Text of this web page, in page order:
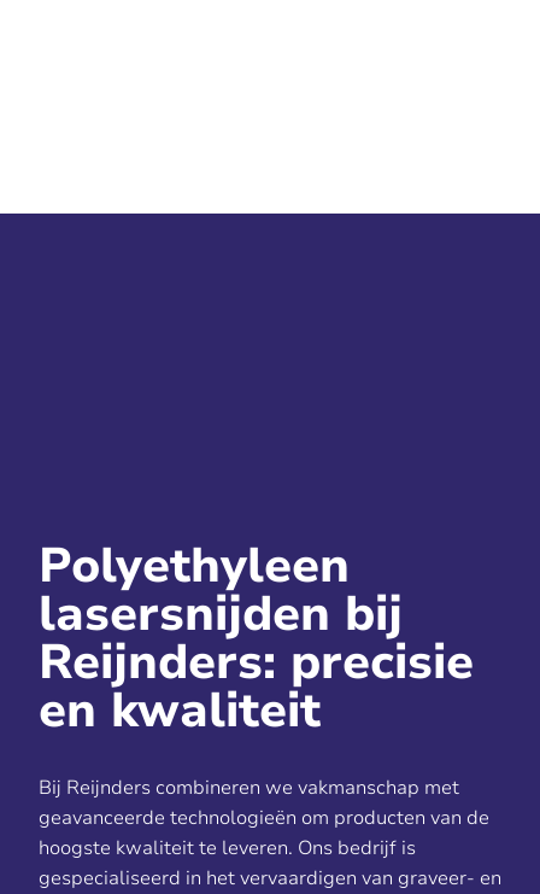
Polyethyleen
lasersnijden bij
Reijnders: precisie
en kwaliteit
Bij Reijnders combineren we vakmanschap met
geavanceerde technologieën om producten van de
hoogste kwaliteit te leveren. Ons bedrijf is
gespecialiseerd in het vervaardigen van graveer- en